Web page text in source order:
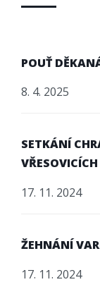
POUŤ
8. 4. 2025
SETKÁNÍ
17. 11. 2024
ŽEHNÁNÍ
17. 11. 2024